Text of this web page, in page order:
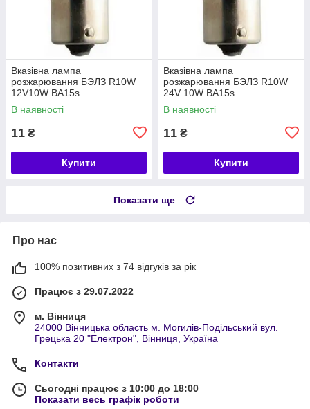
Вказівна лампа
розжарювання БЭЛЗ R10W
12V10W BA15s
В наявності
11 ₴
Купити
Вказівна лампа
розжарювання БЭЛЗ R10W
24V 10W BA15s
В наявності
11 ₴
Купити
Показати ще
Про нас
100% позитивних з 74 відгуків за рік
Працює з 29.07.2022
м. Вінниця
24000 Вінницька область м. Могилів-Подільський вул.
Грецька 20 "Електрон", Вінниця, Україна
Контакти
Сьогодні працює з 10:00 до 18:00
Показати весь графік роботи